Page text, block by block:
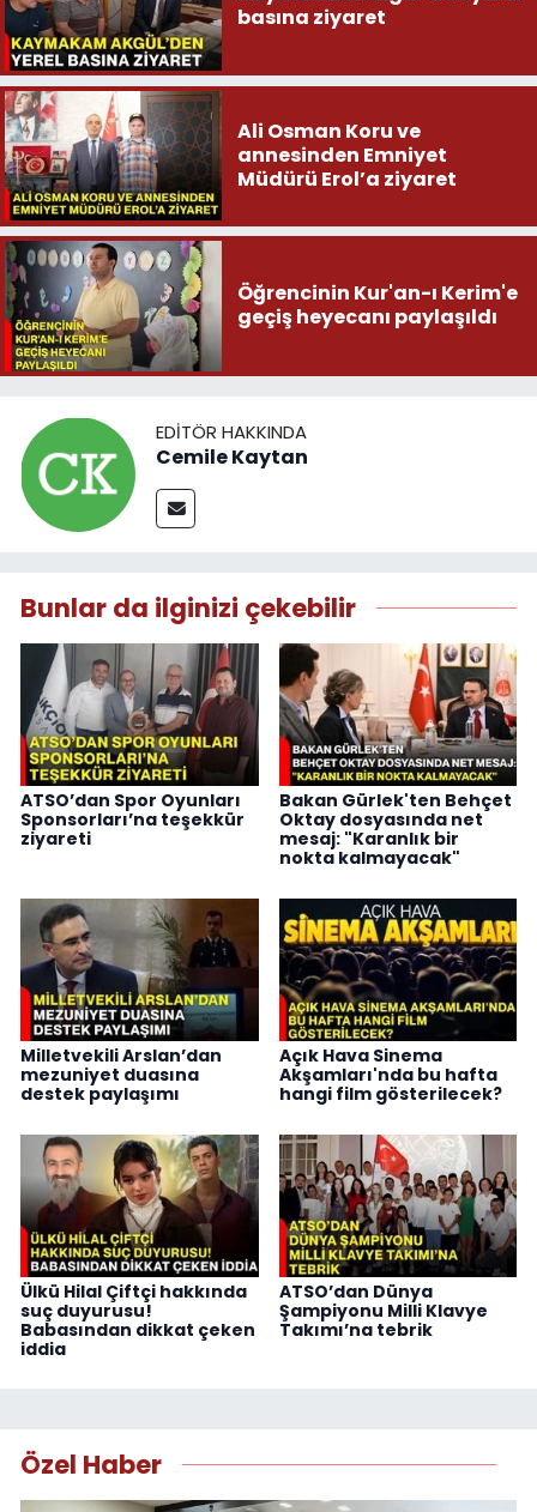
basına ziyaret
Ali Osman Koru ve
annesinden Emniyet
Müdürü Erol’a ziyaret
Öğrencinin Kur'an-ı Kerim'e
geçiş heyecanı paylaşıldı
EDITÖR HAKKINDA
Cemile Kaytan
Bunlar da ilginizi çekebilir
ATSO’dan Spor Oyunları
Sponsorları’na teşekkür
ziyareti
Bakan Gürlek'ten Behçet
Oktay dosyasında net
mesaj: "Karanlık bir
nokta kalmayacak"
Milletvekili Arslan’dan
mezuniyet duasına
destek paylaşımı
Açık Hava Sinema
Akşamları'nda bu hafta
hangi film gösterilecek?
Ülkü Hilal Çiftçi hakkında
suç duyurusu!
Babasından dikkat çeken
iddia
ATSO’dan Dünya
Şampiyonu Milli Klavye
Takımı’na tebrik
Özel Haber